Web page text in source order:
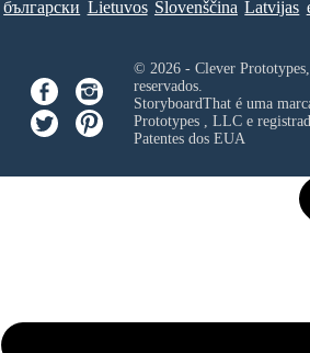
български Lietuvos Slovenščina Latvijas
© 2026 - Clever
reservados.
StoryboardThat é uma
Prototypes , LLCe
Patentes dos EUA